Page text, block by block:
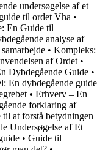
undersøgelse af et
til ordet Vha •
En Guide til
analyse af
• Kompleks:
af Ordet •
Dybdegående Guide •
En dybdegående guide
• Erhverv – En
forklaring af
at forstå betydningen
Undersøgelse af Et
• Guide til